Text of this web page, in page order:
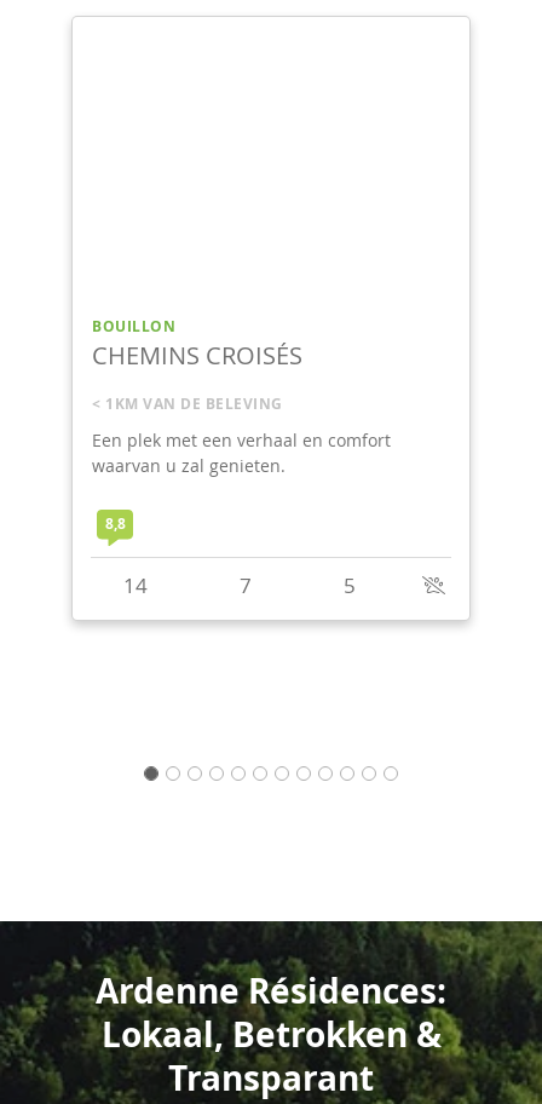
BOUILLON
LIBRE D'ESPRIT
1KM VAN DE BELEVING
Een zachte en gezellige sfeer met een
harmonieuze inrichting.
Ardenne Résidences:
Lokaal, Betrokken &
Transparant